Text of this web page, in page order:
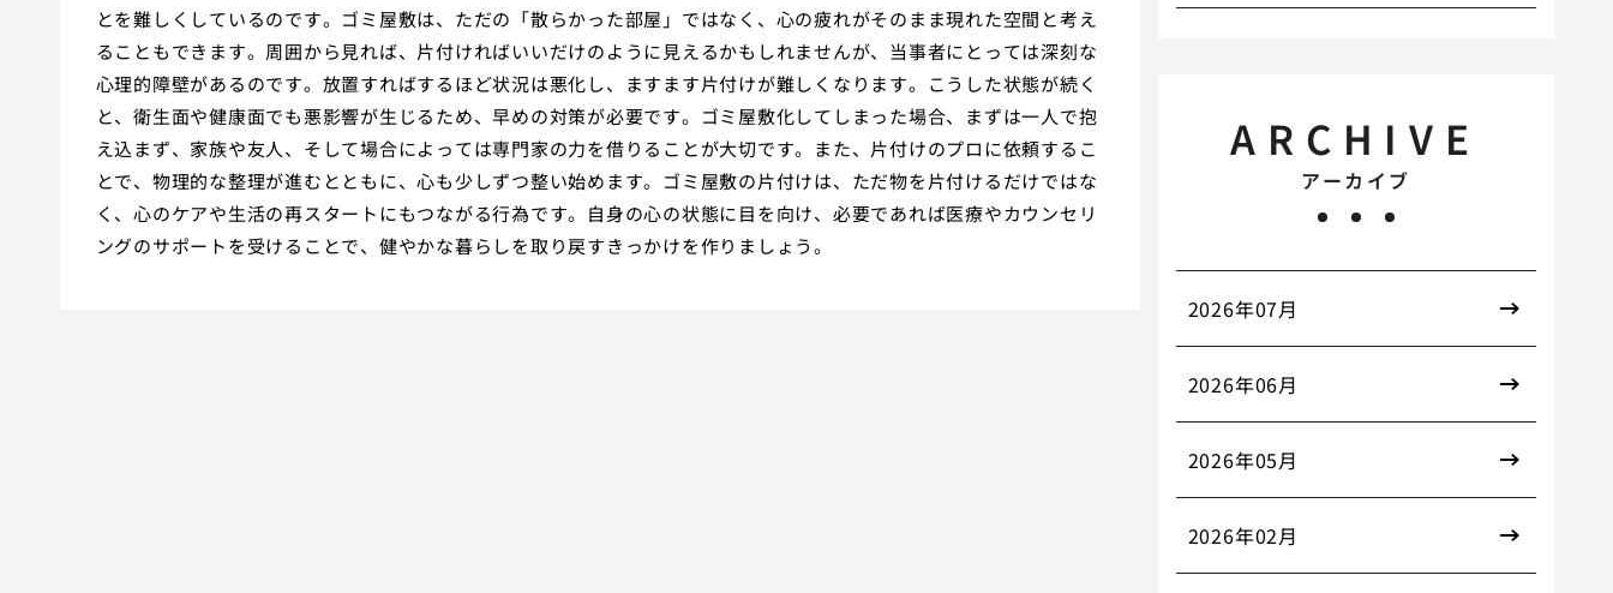
とを難しくしているのです。ゴミ屋敷は、ただの「散らかった部屋」ではなく、心の疲れがそのまま現れた空間と考え
ることもできます。周囲から見れば、片付ければいいだけのように見えるかもしれませんが、当事者にとっては深刻な
心理的障壁があるのです。放置すればするほど状況は悪化し、ますます片付けが難しくなります。こうした状態が続く
と、衛生面や健康面でも悪影響が生じるため、早めの対策が必要です。ゴミ屋敷化してしまった場合、まずは一人で抱
え込まず、家族や友人、そして場合によっては専門家の力を借りることが大切です。また、片付けのプロに依頼するこ
とで、物理的な整理が進むとともに、心も少しずつ整い始めます。ゴミ屋敷の片付けは、ただ物を片付けるだけではな
く、心のケアや生活の再スタートにもつながる行為です。自身の心の状態に目を向け、必要であれば医療やカウンセリ
ングのサポートを受けることで、健やかな暮らしを取り戻すきっかけを作りましょう。
ARCHIVE
アーカイブ
2026年07月
2026年06月
2026年05月
2026年02月